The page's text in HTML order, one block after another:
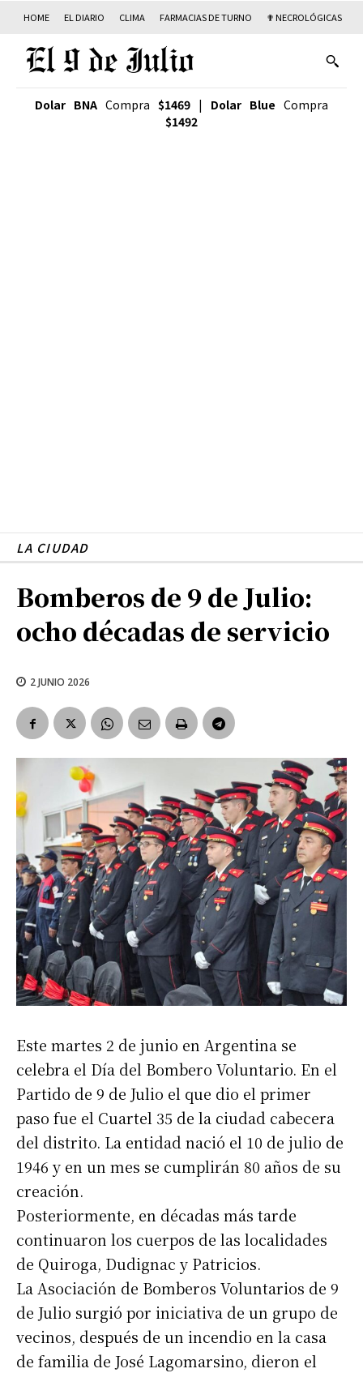
HOME EL DIARIO CLIMA FARMACIAS DE TURNO ✟ NECROLÓGICAS
Dolar BNA Compra $1469 | Dolar Blue Compra
$1492
LA CIUDAD
Bomberos de 9 de Julio:
ocho décadas de servicio
2 JUNIO 2026
Este martes 2 de junio en Argentina se
celebra el Día del Bombero Voluntario. En el
Partido de 9 de Julio el que dio el primer
paso fue el Cuartel 35 de la ciudad cabecera
del distrito. La entidad nació el 10 de julio de
1946 y en un mes se cumplirán 80 años de su
creación.
Posteriormente, en décadas más tarde
continuaron los cuerpos de las localidades
de Quiroga, Dudignac y Patricios.
La Asociación de Bomberos Voluntarios de 9
de Julio surgió por iniciativa de un grupo de
vecinos, después de un incendio en la casa
de familia de José Lagomarsino, dieron el